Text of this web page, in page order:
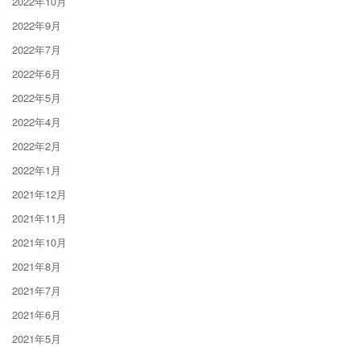
2022年9月
2022年7月
2022年6月
2022年5月
2022年4月
2022年2月
2022年1月
2021年12月
2021年11月
2021年10月
2021年8月
2021年7月
2021年6月
2021年5月